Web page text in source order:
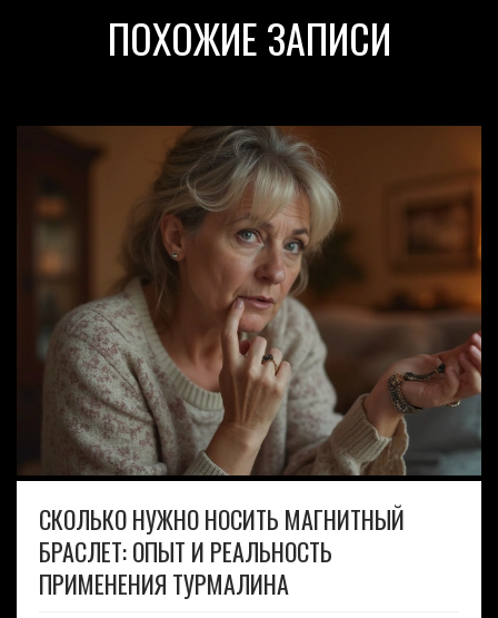
ПОХОЖИЕ ЗАПИСИ
СКОЛЬКО НУЖНО НОСИТЬ МАГНИТНЫЙ
БРАСЛЕТ: ОПЫТ И РЕАЛЬНОСТЬ
ПРИМЕНЕНИЯ ТУРМАЛИНА